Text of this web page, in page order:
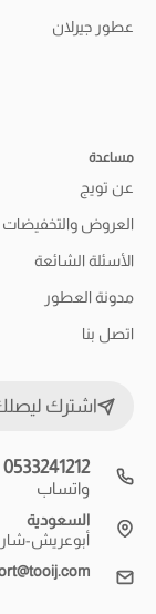
عطور جيرلان
مساعدة
عن تويج
العروض والتخفيضات
الأسئلة الشائعة
مدونة العطور
اتصل بنا
اشترك
0533241212
واتساب
السعودية
أبوعريش-